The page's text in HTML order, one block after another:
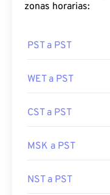
zonas horarias:
PST a PST
WET a PST
CST a PST
MSK a PST
NST a PST